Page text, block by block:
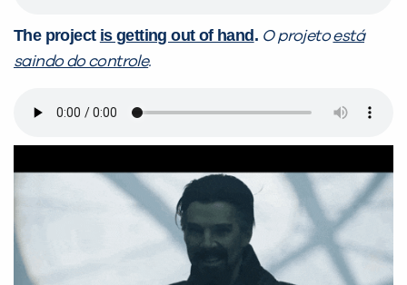
The project is getting out of hand . O projetoestá
saindo do controle.